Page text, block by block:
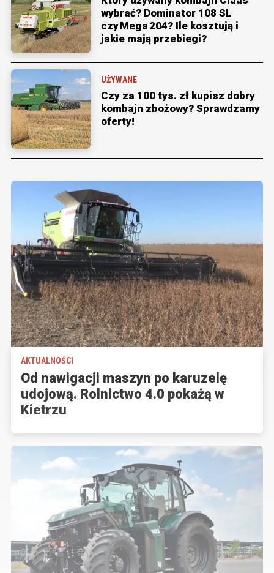
wybrać? Dominator 108 SL
czy Mega 204? Ile kosztują i
jakie mają przebiegi?
UŻYWANE
Czy za 100 tys. zł kupisz dobry
kombajn zbożowy? Sprawdzamy
oferty!
AKTUALNOŚCI
Od nawigacji maszyn po karuzelę
udojową. Rolnictwo 4.0 pokażą w
Kietrzu